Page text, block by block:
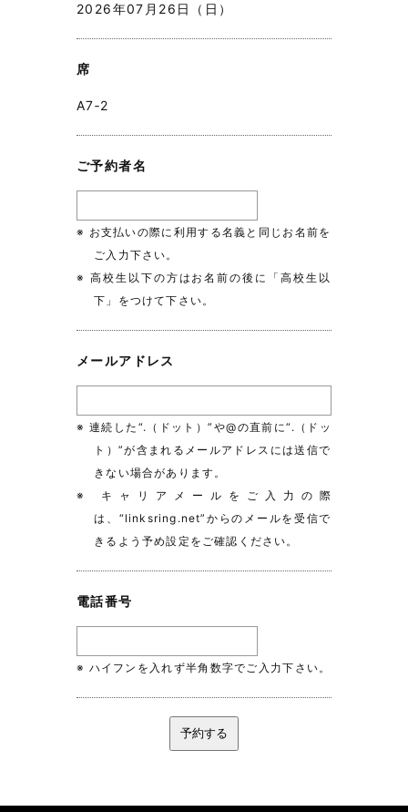
2026年07月26日（日）
席
A7‐2
ご予約者名
※ お支払いの際に利用する名義と同じお名前を
ご入力下さい。
※ 高校生以下の方はお名前の後に「高校生以
下」をつけて下さい。
メールアドレス
※ 連続した“.（ドット）”や@の直前に“.（ドッ
ト）”が含まれるメールアドレスには送信で
きない場合があります。
※ キャリアメールをご入力の際
は、“linksring.net”からのメールを受信で
きるよう予め設定をご確認ください。
電話番号
※ ハイフンを入れず半角数字でご入力下さい。